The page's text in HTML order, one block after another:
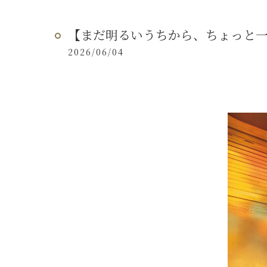
【まだ明るいうちから、ちょっと
2026/06/04